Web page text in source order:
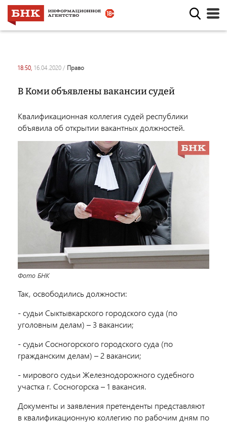
18:50, 16.04.2020 / право
В Коми объявлены вакансии судей
Квалификационная коллегия судей республики
объявила об открытии вакантных должностей.
Фото БНК
Так, освободились должности:
- судьи Сыктывкарского городского суда (по
уголовным делам) – 3 вакансии;
- судьи Сосногорского городского суда (по
гражданским делам) – 2 вакансии;
- мирового судьи Железнодорожного судебного
участка г. Сосногорска – 1 вакансия.
Документы и заявления претенденты представляют
в квалификационную коллегию по рабочим дням по